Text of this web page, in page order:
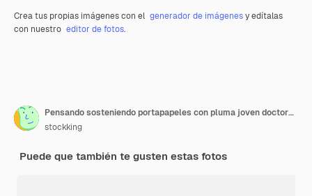
Crea tus propias imágenes con el generador de imágenesy edítalas
con nuestro editor de fotos.
Pensando sosteniendo portapapeles con pluma joven doctora vistiendo uniforme fith estetoscopio aislado sobre fondo azul.
stockking
Puede que también te gusten estas fotos